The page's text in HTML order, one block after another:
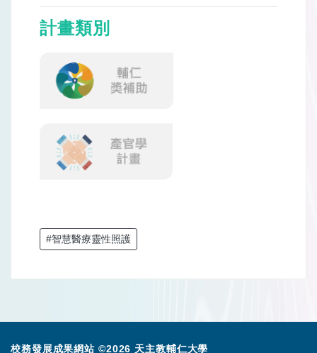
計畫類別
#智慧醫療靈性照護
校務發展成果網站 ©2026 天主教輔仁大學